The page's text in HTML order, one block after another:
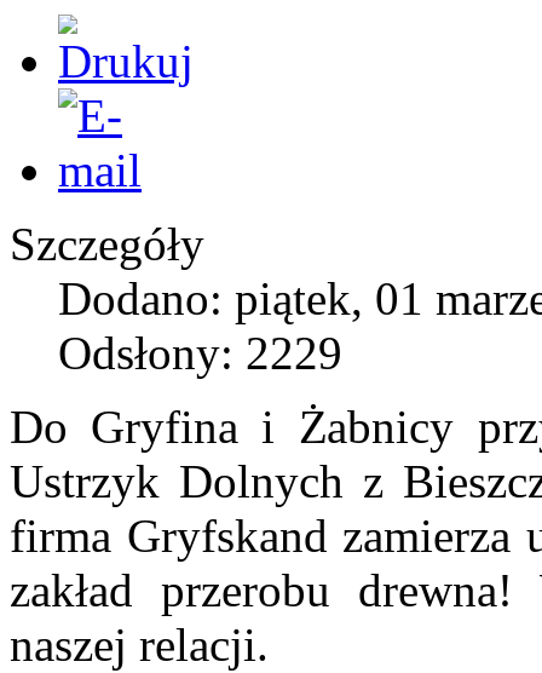
Szczegóły
Dodano: piątek, 01
Odsłony: 2229
Do Gryfina i Żabnicy
Ustrzyk Dolnych z
firma Gryfskand zamierza
zakład przerobu
naszej relacji.